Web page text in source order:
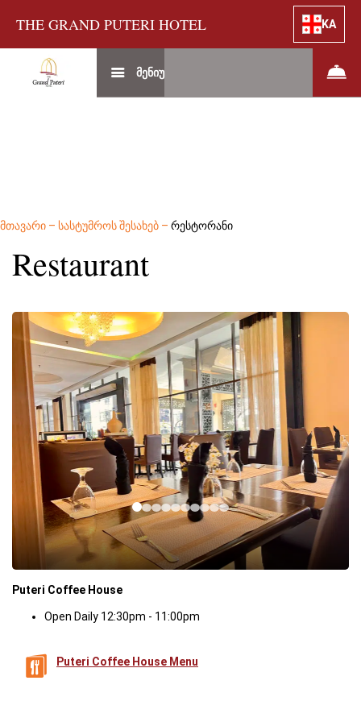
THE GRAND PUTERI HOTEL KA
მენიუ
მთავარი – სასტუმროს შესახებ – რესტორანი
Restaurant
Puteri Coffee House
Open Daily 12:30pm - 11:00pm
Puteri Coffee House Menu